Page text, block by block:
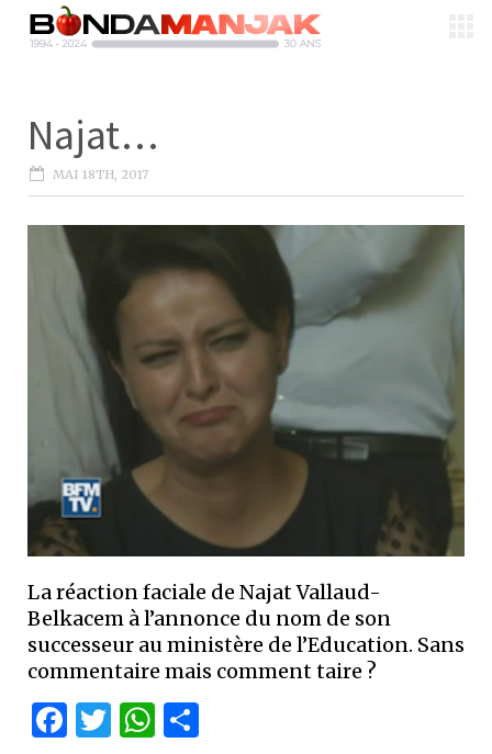
Najat…
MAI 18TH, 2017
La réaction faciale de Najat Vallaud-
Belkacem à l’annonce du nom de son
successeur au ministère de l’Education. Sans
commentaire mais comment taire ?
Facebook
Twitter
WhatsApp